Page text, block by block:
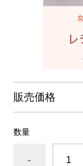
販売価格
数量
-